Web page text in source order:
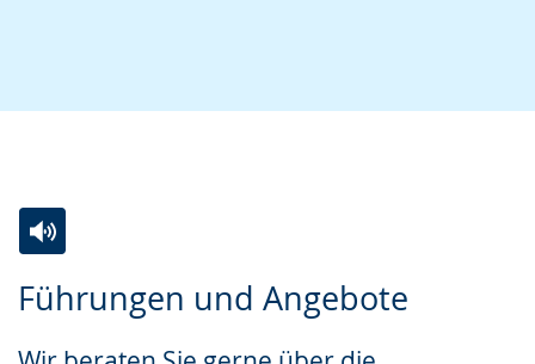
Führungen und Angebote
Leichten
Audio-
Video